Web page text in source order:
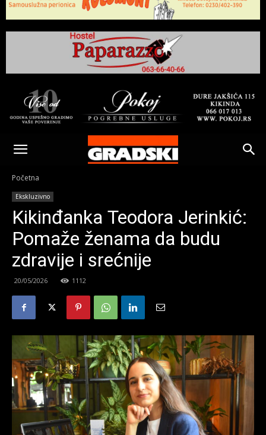
Gradski
Online
Kikinda
Početna
Ekskluzivno
Kikinđanka Teodora Jerinkić:
Pomaže ženama da budu
zdravije i srećnije
20/05/2026 1112